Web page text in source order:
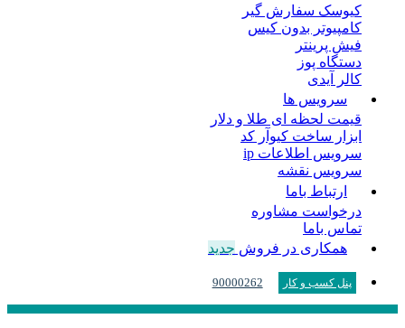
کیوسک سفارش گیر
کامپیوتر بدون کیس
فیش پرینتر
دستگاه پوز
کالر آیدی
سرویس ها
قیمت لحظه ای طلا و دلار
ابزار ساخت کیوآر کد
سرویس اطلاعات ip
سرویس نقشه
ارتباط باما
درخواست مشاوره
تماس باما
همکاری در فروش جدید
پنل کسب و کار 90000262